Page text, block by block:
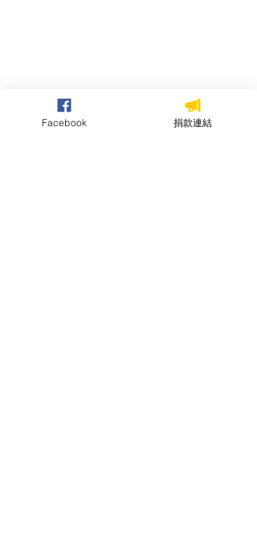
Facebook 捐款連結